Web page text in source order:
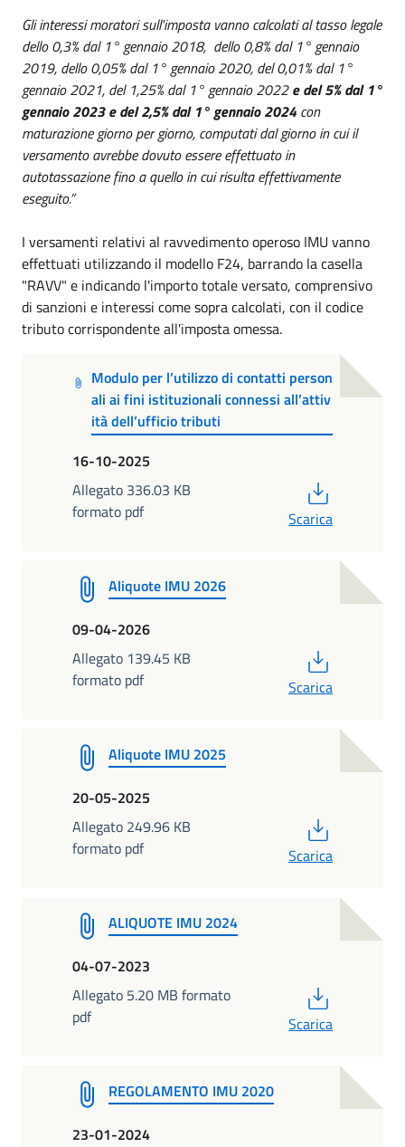
Gli interessi moratori sull'imposta vanno calcolati al tasso legale
dello 0,3% dal 1° gennaio 2018, dello 0,8% dal 1° gennaio
2019, dello 0,05% dal 1° gennaio 2020, del 0,01% dal 1°
gennaio 2021, del 1,25% dal 1° gennaio 2022e del 5% dal 1°
gennaio 2023 e del 2,5% dal 1° gennaio 2024 con
maturazione giorno per giorno, computati dal giorno in cui il
versamento avrebbe dovuto essere effettuato in
autotassazione fino a quello in cui risulta effettivamente
eseguito.”
I versamenti relativi al ravvedimento operoso IMU vanno
effettuati utilizzando il modello F24, barrando la casella
"RAVV" e indicando l'importo totale versato, comprensivo
di sanzioni e interessi come sopra calcolati, con il codice
tributo corrispondente all'imposta omessa.
Modulo per l’utilizzo di contatti person
ali ai fini istituzionali connessi all’attiv
ità dell’ufficio tributi
16-10-2025
Allegato 336.03 KB
formato pdf
Scarica
Aliquote IMU 2026
09-04-2026
Allegato 139.45 KB
formato pdf
Scarica
Aliquote IMU 2025
20-05-2025
Allegato 249.96 KB
formato pdf
Scarica
ALIQUOTE IMU 2024
04-07-2023
Allegato 5.20 MB formato
pdf
Scarica
REGOLAMENTO IMU 2020
23-01-2024